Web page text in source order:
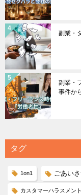
副業・
副業・
事件か
タグ
1on1 ごあい
カスタマーハラスメント